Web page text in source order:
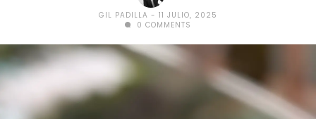
GIL PADILLA
11 JULIO, 2025
0 COMMENTS